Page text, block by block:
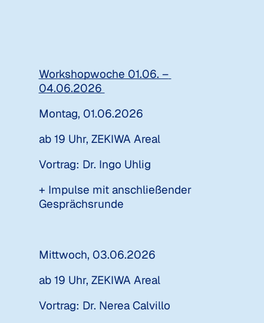
Workshopwoche 01.06. –
04.06.2026
Montag, 01.06.2026
ab 19 Uhr, ZEKIWA Areal
Vortrag: Dr. Ingo Uhlig
+ Impulse mit anschließender
Gesprächsrunde
Mittwoch, 03.06.2026
ab 19 Uhr, ZEKIWA Areal
Vortrag: Dr. Nerea Calvillo